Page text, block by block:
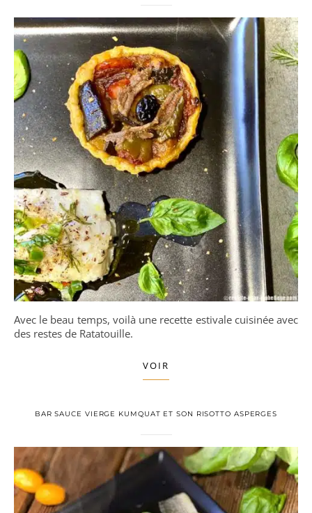
Avec le beau temps, voilà une recette estivale cuisinée avec
des restes de Ratatouille.
VOIR
BAR SAUCE VIERGE KUMQUAT ET SON RISOTTO ASPERGES